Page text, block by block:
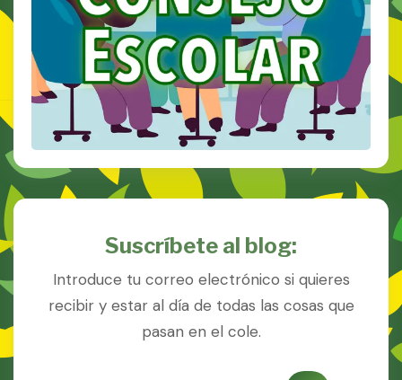
Suscríbete al blog:
Introduce tu correo electrónico si quieres
recibir y estar al día de todas las cosas que
pasan en el cole.